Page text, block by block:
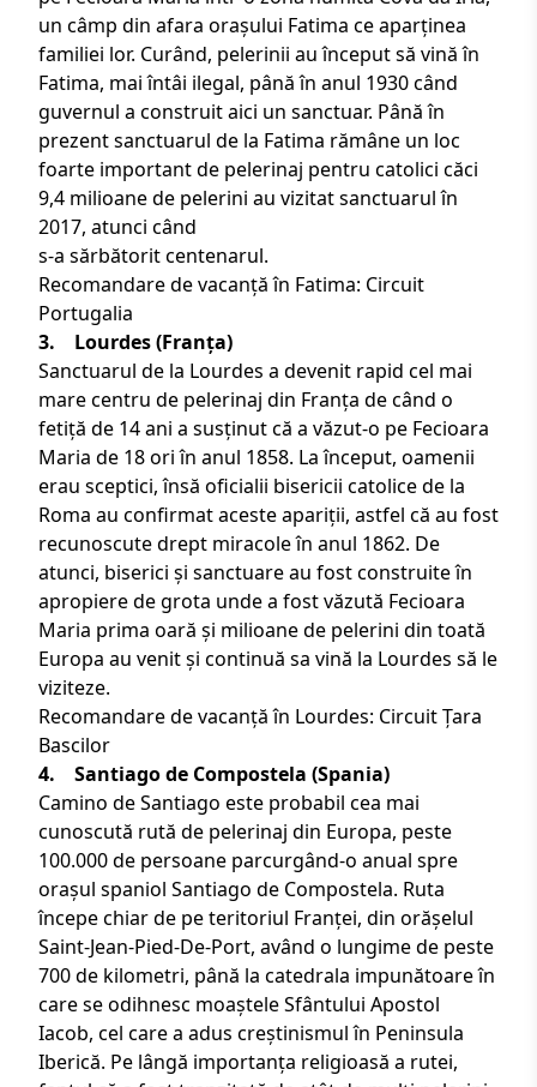
un câmp din afara orașului Fatima ce aparținea
familiei lor. Curând, pelerinii au început să vină în
Fatima, mai întâi ilegal, până în anul 1930 când
guvernul a construit aici un sanctuar. Până în
prezent sanctuarul de la Fatima rămâne un loc
foarte important de pelerinaj pentru catolici căci
9,4 milioane de pelerini au vizitat sanctuarul în
2017, atunci când
s-a sărbătorit centenarul.
Recomandare de vacanță în Fatima: Circuit
Portugalia
3. Lourdes(Franța)
Sanctuarul de la Lourdes a devenit rapid cel mai
mare centru de pelerinaj din Franța de când o
fetiță de 14 ani a susținut că a văzut-o pe Fecioara
Maria de 18 ori în anul 1858. La început, oamenii
erau sceptici, însă oficialii bisericii catolice de la
Roma au confirmat aceste apariții, astfel că au fost
recunoscute drept miracole în anul 1862. De
atunci, biserici și sanctuare au fost construite în
apropiere de grota unde a fost văzută Fecioara
Maria prima oară și milioane de pelerini din toată
Europa au venit și continuă sa vină la Lourdes să le
viziteze.
Recomandare de vacanță în Lourdes: Circuit Țara
Bascilor
4. Santiago de Compostela (Spania)
Camino de Santiago este probabil cea mai
cunoscută rută de pelerinaj din Europa, peste
100.000 de persoane parcurgând-o anual spre
orașul spaniol Santiago de Compostela. Ruta
începe chiar de pe teritoriul Franței, din orășelul
Saint-Jean-Pied-De-Port, având o lungime de peste
700 de kilometri, până la catedrala impunătoare în
care se odihnesc moaștele Sfântului Apostol
Iacob, cel care a adus creștinismul în Peninsula
Iberică. Pe lângă importanța religioasă a rutei,